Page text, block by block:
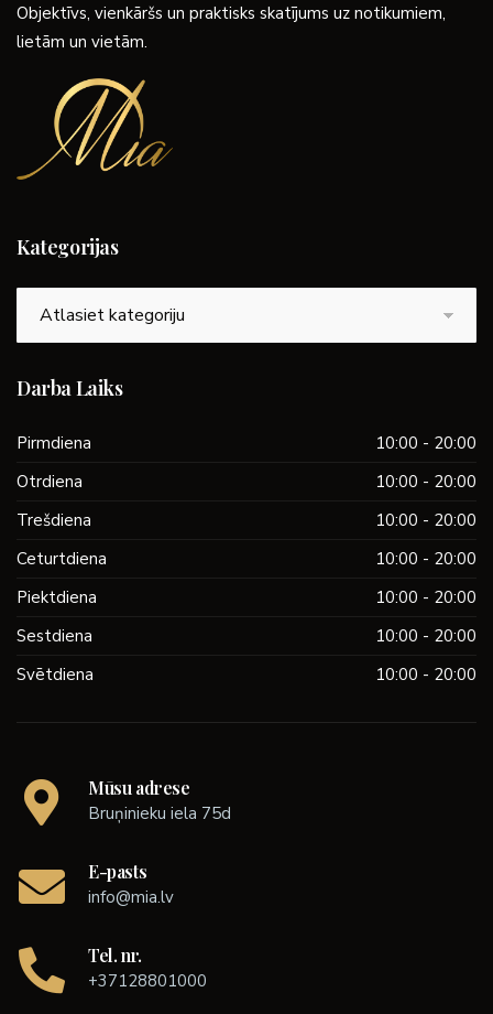
Objektīvs, vienkāršs un praktisks skatījums uz notikumiem,
lietām un vietām.
Kategorijas
Darba Laiks
Pirmdiena
10:00 - 20:00
Otrdiena
10:00 - 20:00
Trešdiena
10:00 - 20:00
Ceturtdiena
10:00 - 20:00
Piektdiena
10:00 - 20:00
Sestdiena
10:00 - 20:00
Svētdiena
10:00 - 20:00
Mūsu adrese
Bruņinieku iela 75d
E-pasts
info@mia.lv
Tel. nr.
+37128801000